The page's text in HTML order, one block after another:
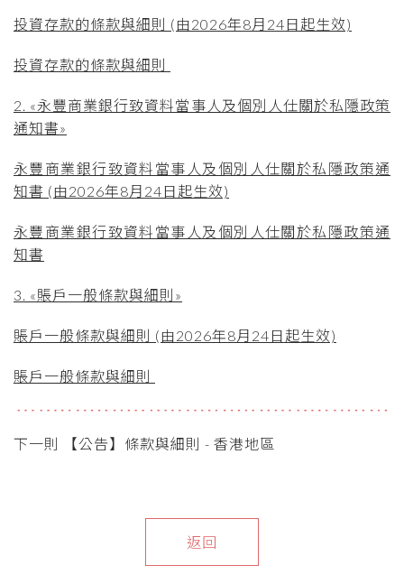
投資存款的條款與細則 (由2026年8月24日起生效)
投資存款的條款與細則
2. «永豐商業銀行致資料當事人及個別人仕關於私隱政策
通知書»
永豐商業銀行致資料當事人及個別人仕關於私隱政策通
知書 (由2026年8月24日起生效)
永豐商業銀行致資料當事人及個別人仕關於私隱政策通
知書
3. «賬戶一般條款與細則»
賬戶一般條款與細則 (由2026年8月24日起生效)
賬戶一般條款與細則
下一則 【公告】條款與細則 - 香港地區
返回